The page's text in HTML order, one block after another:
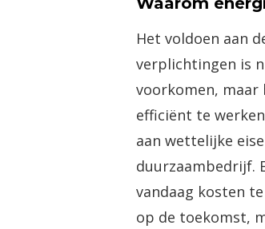
Het voldoen aan
verplichtingen is
voorkomen, maar
efficiënt te
aan wettelijke
duurzaambedrijf.
vandaag kosten
op de toekomst,